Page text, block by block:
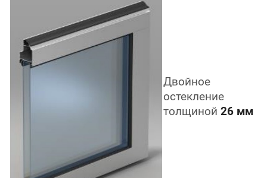
Двойное
остекление
толщиной 26 мм